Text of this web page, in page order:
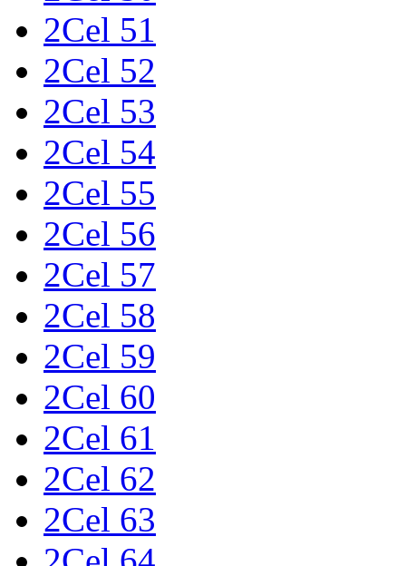
2Cel 51
2Cel 52
2Cel 53
2Cel 54
2Cel 55
2Cel 56
2Cel 57
2Cel 58
2Cel 59
2Cel 60
2Cel 61
2Cel 62
2Cel 63